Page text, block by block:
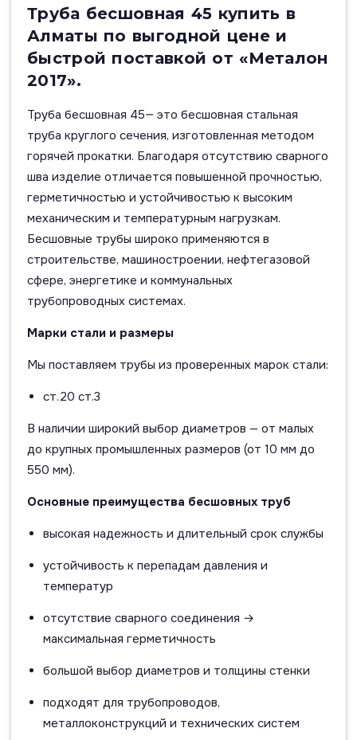
Труба бесшовная 45 купить в
Алматы по выгодной цене и
быстрой поставкой от «Металон
2017».
Труба бесшовная 45— это бесшовная стальная
труба круглого сечения, изготовленная методом
горячей прокатки. Благодаря отсутствию сварного
шва изделие отличается повышенной прочностью,
герметичностью и устойчивостью к высоким
механическим и температурным нагрузкам.
Бесшовные трубы широко применяются в
строительстве, машиностроении, нефтегазовой
сфере, энергетике и коммунальных
трубопроводных системах.
Марки стали и размеры
Мы поставляем трубы из проверенных марок стали:
ст.20 ст.3
В наличии широкий выбор диаметров — от малых
до крупных промышленных размеров (от 10 мм до
550 мм).
Основные преимущества бесшовных труб
высокая надежность и длительный срок службы
устойчивость к перепадам давления и
температур
отсутствие сварного соединения →
максимальная герметичность
большой выбор диаметров и толщины стенки
подходят для трубопроводов,
металлоконструкций и технических систем